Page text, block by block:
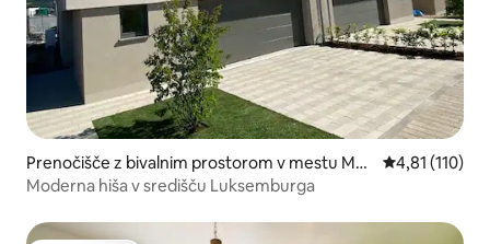
Prenočišče z bivalnim prostorom v mestu Mer
sch
Povprečna
4,81 (110)
Moderna hiša v središču Luksemburga